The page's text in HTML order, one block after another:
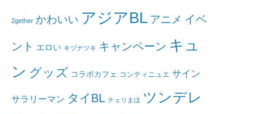
2gether かわいい アジアBL アニメ イベ
ント エロい キヅナツキ キャンペーン キュ
ン グッズ コラボカフェ コンティニュエ サイン
サラリーマン タイBL チェリまほ ツンデレ